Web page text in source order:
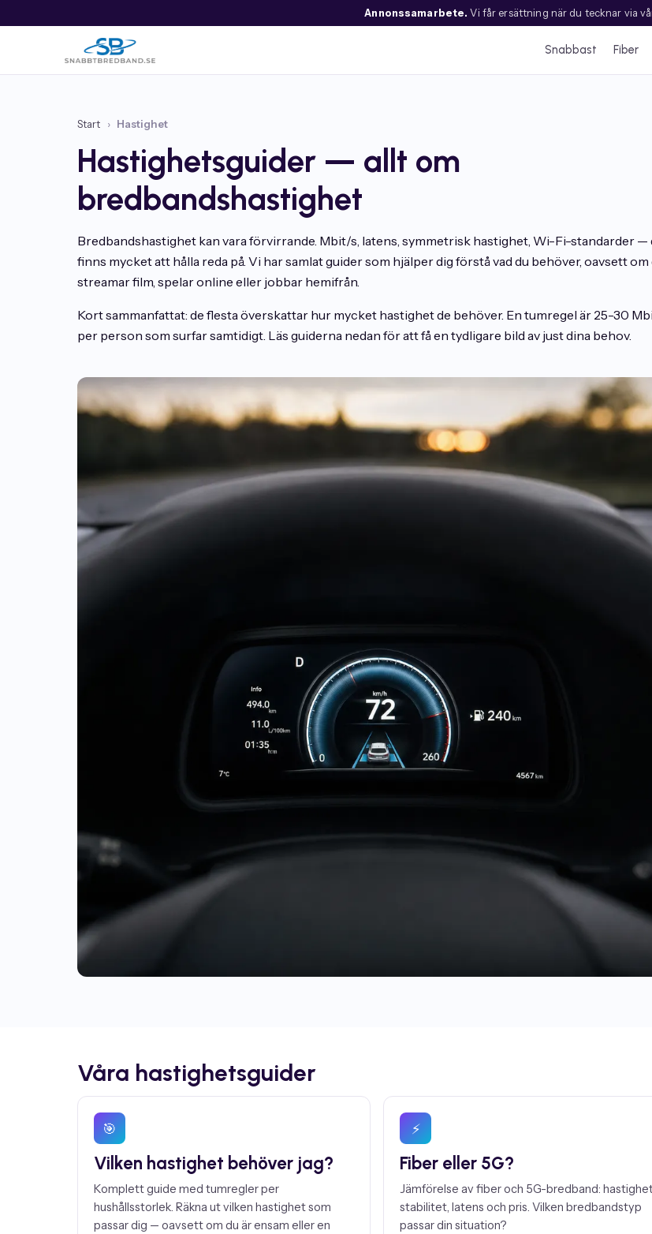
Annonssamarbete. Vi får ersättning när du tecknar via
Snabbast Fiber
Start › Hastighet
Hastighetsguider — allt om
bredbandshastighet
Bredbandshastighet kan vara förvirrande. Mbit/s, latens, symmetrisk hastighet, Wi-Fi-standarder —
finns mycket att hålla reda på. Vi har samlat guider som hjälper dig förstå vad du behöver, oavsett om
streamar film, spelar online eller jobbar hemifrån.
Kort sammanfattat: de flesta överskattar hur mycket hastighet de behöver. En tumregel är 25-30
per person som surfar samtidigt. Läs guiderna nedan för att få en tydligare bild av just dina behov.
Våra hastighetsguider
🎯
Vilken hastighet behöver jag?
Komplett guide med tumregler per
hushållsstorlek. Räkna ut vilken hastighet som
passar dig — oavsett om du är ensam eller en
⚡
Fiber eller 5G?
Jämförelse av fiber och 5G-bredband:
stabilitet, latens och pris. Vilken bredbandstyp
passar din situation?